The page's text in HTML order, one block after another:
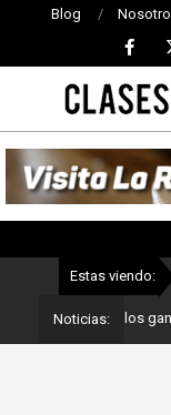
Blog
CLASES
DE
Estas viendo:
Noticias:
Estos son los